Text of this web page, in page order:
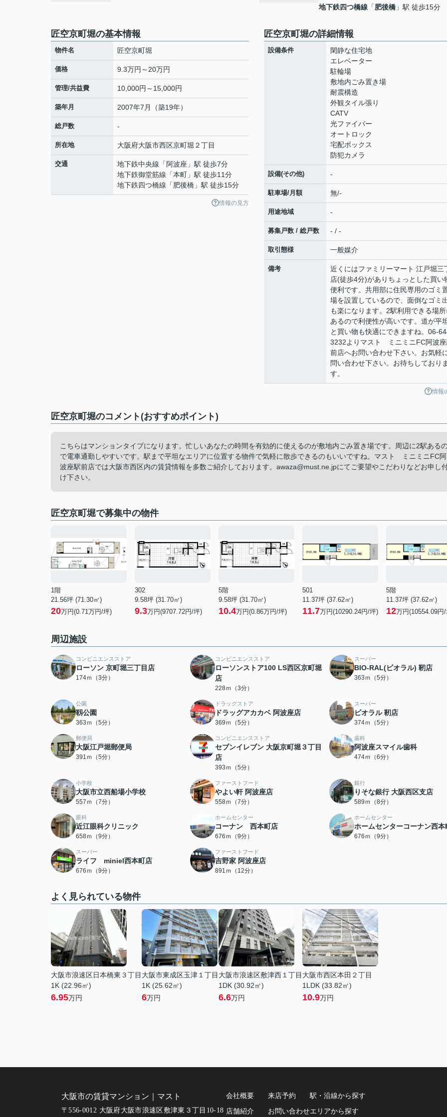
地下鉄四つ橋線 「肥後橋 」駅 徒歩15分
匠空京町堀の基本情報
物件名 匠空京町堀
価格 9.3万円～20万円
管理/共益費 10,000円～15,000円
築年月 2007年7月（築19年）
総戸数 -
所在地 大阪府大阪市西区京町堀 ２丁目
交通 地下鉄中央線 「 阿波座 」駅 徒歩7分
地下鉄御堂筋線 「本町 」駅 徒歩11分
地下鉄四つ橋線 「 肥後橋 」駅 徒歩15分
情報の見方
匠空京町堀の詳細情報
設備条件
閑静な住宅地
エレベーター
駐輪場
敷地内ごみ置き場
耐震構造
外観タイル張り
CATV
光ファイバー
オートロック
宅配ボックス
防犯カメラ
設備(その他) -
駐車場/月額 無/-
用途地域 -
募集戸数 / 総戸数 - / -
取引態様 一般媒介
備考
近くにはファミリーマート 江戸堀三
店(徒歩4分)がありちょっとした買い
便利です。共用部に住民専用のゴミ
場を設置しているので、面倒なゴミ
も楽になります。2駅利用できる場
あるので利便性が高いです。道が平
と買い物も快適にできますね。06-
3232よりマスト ミニミニFC阿波
前店へお問い合わせ下さい。お気軽
問い合わせ下さい。お待ちしており
す。
情報
匠空京町堀のコメント(おすすめポイント)
こちらはマンションタイプになります。忙しいあなたの時間を有効的に使えるのが敷地内ごみ置き場です。周辺に2駅ある
で電車通勤しやすいです。駅まで平坦なエリアに位置する物件で気軽に散歩できるのもいいですね。マスト ミニミニFC阿
波座駅前店では大阪市西区内の賃貸情報を多数ご紹介しております。awaza@must.ne.jpにてご要望やこだわりなどお申し
け下さい。
匠空京町堀で募集中の物件
1階
21.56坪 (71.30㎡)
20万円(0.71万円/坪)
302
9.58坪 (31.70㎡)
9.3万円(9707.72円/坪)
5階
9.58坪 (31.70㎡)
10.4万円(0.86万円/坪)
501
11.37坪 (37.62㎡)
11.7万円(10290.24円/坪)
5階
11.37坪 (37.62㎡)
12万円(10554.09円
周辺施設
コンビニエンスストア
ローソン 京町堀三丁目店
174ｍ（3分）
コンビニエンスストア
ローソンストア100 LS西区京町堀
店
228ｍ（3分）
スーパー
BIO-RAL(ビオラル) 靭店
363ｍ（5分）
公園
靱公園
363ｍ（5分）
ドラッグストア
ドラッグアカカベ 阿波座店
369ｍ（5分）
スーパー
ビオラル 靭店
374ｍ（5分）
郵便局
大阪江戸堀郵便局
391ｍ（5分）
コンビニエンスストア
セブンイレブン 大阪京町堀３丁目
店
393ｍ（5分）
歯科
阿波座スマイル歯科
474ｍ（6分）
小学校
大阪市立西船場小学校
557ｍ（7分）
ファーストフード
やよい軒 阿波座店
558ｍ（7分）
銀行
りそな銀行 大阪西区支店
589ｍ（8分）
眼科
近江眼科クリニック
658ｍ（9分）
ホームセンター
コーナン 西本町店
676ｍ（9分）
ホームセンター
ホームセンターコーナン西本
676ｍ（9分）
スーパー
ライフ miniel西本町店
676ｍ（9分）
ファーストフード
吉野家 阿波座店
891ｍ（12分）
よく見られている物件
大阪市浪速区日本橋東３丁目
1K (22.96㎡)
6.95万円
大阪市東成区玉津１丁目
1K (25.62㎡)
6万円
大阪市浪速区敷津西１丁目
1DK (30.92㎡)
6.6万円
大阪市西区本田２丁目
1LDK (33.82㎡)
10.9万円
大阪市の賃貸マンション｜マスト
〒556-0012 大阪府大阪市浪速区敷津東３丁目10-18
会社概要
店舗紹介
来店予約
お問い合わせ
駅・沿線から探す
エリアから探す